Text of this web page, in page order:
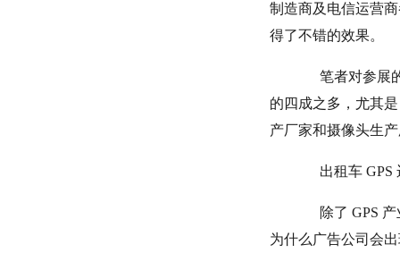
制造商及电信运营
得了不错的效果。
笔者对参展的
的四成之多，尤其
产厂家和摄像头生
出租车 GPS
除了 GPS 产
为什么广告公司会